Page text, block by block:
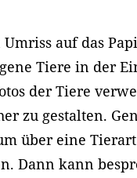
auf das
Tiere in der
der Tiere
zu gestalten.
über eine
Dann kann